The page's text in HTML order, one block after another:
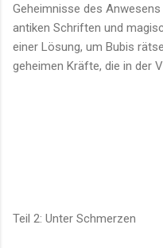
Geheimnisse des
antiken Schriften und
einer Lösung, um Bubis
geheimen Kräfte, die in der
Teil 2: Unter Schmerzen